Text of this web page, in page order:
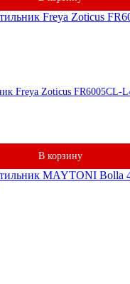
Freya Zoticus FR6005CL-
В корзину